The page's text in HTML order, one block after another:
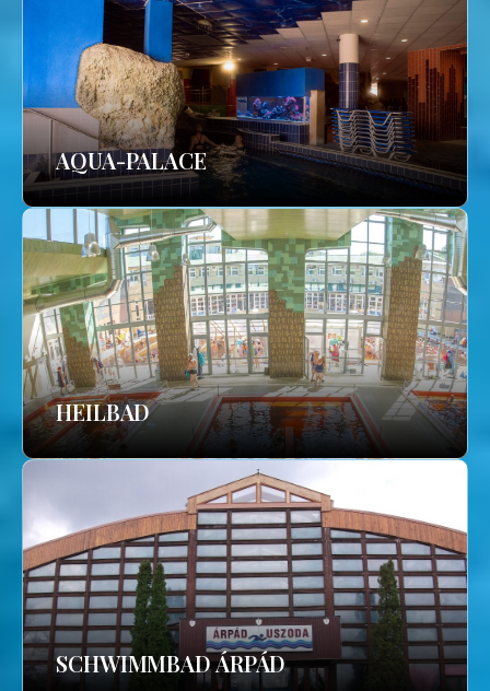
AQUA-PALACE
HEILBAD
SCHWIMMBAD ÁRPÁD